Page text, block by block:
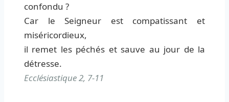
confondu ?
Car le Seigneur est compatissant et
miséricordieux,
il remet les péchés et sauve au jour de la
détresse.
Ecclésiastique 2, 7-11